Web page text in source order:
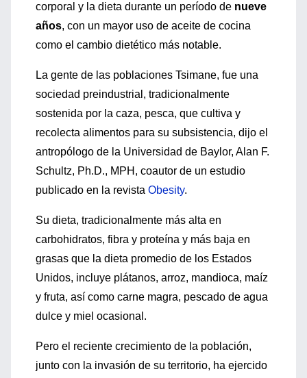
corporal y la dieta durante un período de nueve
años, con un mayor uso de aceite de cocina
como el cambio dietético más notable.
La gente de las poblaciones Tsimane, fue una
sociedad preindustrial, tradicionalmente
sostenida por la caza, pesca, que cultiva y
recolecta alimentos para su subsistencia, dijo el
antropólogo de la Universidad de Baylor, Alan F.
Schultz, Ph.D., MPH, coautor de un estudio
publicado en la revista Obesity.
Su dieta, tradicionalmente más alta en
carbohidratos, fibra y proteína y más baja en
grasas que la dieta promedio de los Estados
Unidos, incluye plátanos, arroz, mandioca, maíz
y fruta, así como carne magra, pescado de agua
dulce y miel ocasional.
Pero el reciente crecimiento de la población,
junto con la invasión de su territorio, ha ejercido